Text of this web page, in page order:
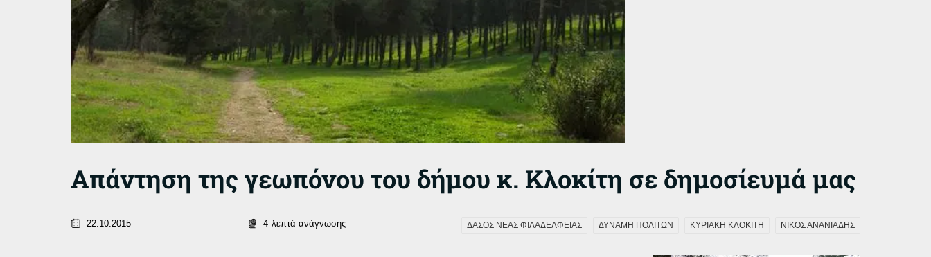
Απάντηση της γεωπόνου του δήμου κ. Κλοκίτη σε δημοσίευμά μας
22.10.2015 4 λεπτά ανάγνωσης ΔΑΣΟΣ ΝΕΑΣ ΦΙΛΑΔΕΛΦΕΙΑΣ ΔΥΝΑΜΗ ΠΟΛΙΤΩΝ ΚΥΡΙΑΚΗ ΚΛΟΚΙΤΗ ΝΙΚΟΣ ΑΝΑΝΙΑΔΗΣ